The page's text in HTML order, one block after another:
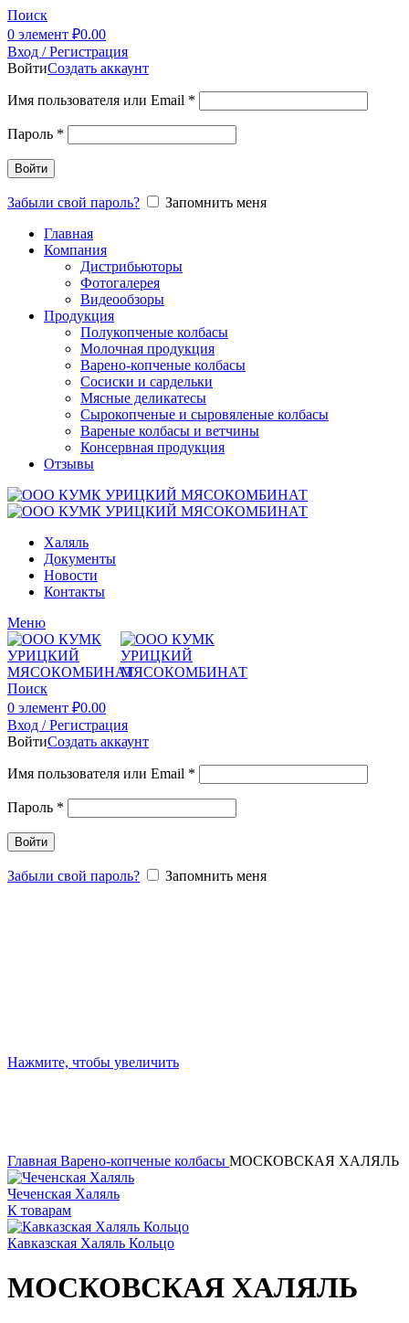
Поиск
0 элемент ₽0.00
Вход / Регистрация
ВойтиСоздать аккаунт
Имя пользователя или Email *
Пароль *
Войти
Забыли свой пароль?
Запомнить меня
Главная
Компания
Дистрибьюторы
Фотогалерея
Видеообзоры
Продукция
Полукопченые колбасы
Молочная продукция
Варено-копченые колбасы
Сосиски и сардельки
Мясные деликатесы
Сырокопченые и сыровяленые колбасы
Вареные колбасы и ветчины
Консервная продукция
Отзывы
Халяль
Документы
Новости
Контакты
Меню
Поиск
0 элемент ₽0.00
Вход / Регистрация
ВойтиСоздать аккаунт
Имя пользователя или Email *
Пароль *
Войти
Забыли свой пароль? Запомнить меня
Нажмите, чтобы увеличить
Главная Варено-копченые колбасы МОСКОВСКАЯ ХАЛЯЛЬ
Чеченская Халяль
К товарам
Кавказская Халяль Кольцо
МОСКОВСКАЯ ХАЛЯЛЬ